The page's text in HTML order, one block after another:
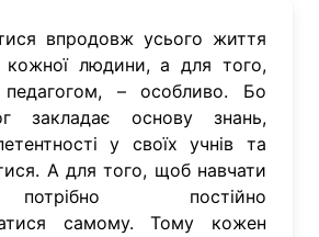
впродовж усього життя
людини, а для того,
– особливо. Бо
закладає основу знань,
у своїх учнів та
А для того, щоб навчати
постійно
самому. Тому кожен